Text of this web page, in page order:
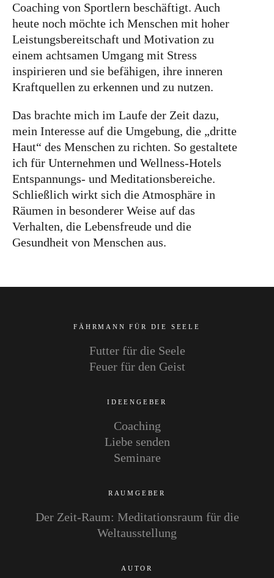
Coaching von Sportlern beschäftigt. Auch
heute noch möchte ich Menschen mit hoher
Leistungsbereitschaft und Motivation zu
einem achtsamen Umgang mit Stress
inspirieren und sie befähigen, ihre inneren
Kraftquellen zu erkennen und zu nutzen.
Das brachte mich im Laufe der Zeit dazu,
mein Interesse auf die Umgebung, die „dritte
Haut“ des Menschen zu richten. So gestaltete
ich für Unternehmen und Wellness-Hotels
Entspannungs- und Meditationsbereiche.
Schließlich wirkt sich die Atmosphäre in
Räumen in besonderer Weise auf das
Verhalten, die Lebensfreude und die
Gesundheit von Menschen aus.
FÄHRMANN FÜR DIE SEELE
Futter für die Seele
Feuer für den Geist
IDEENGEBER
Coaching
Liebe senden
Seminare
RAUMGEBER
Der Zeit-Raum: Meditationsraum für die
Weltausstellung
AUTOR